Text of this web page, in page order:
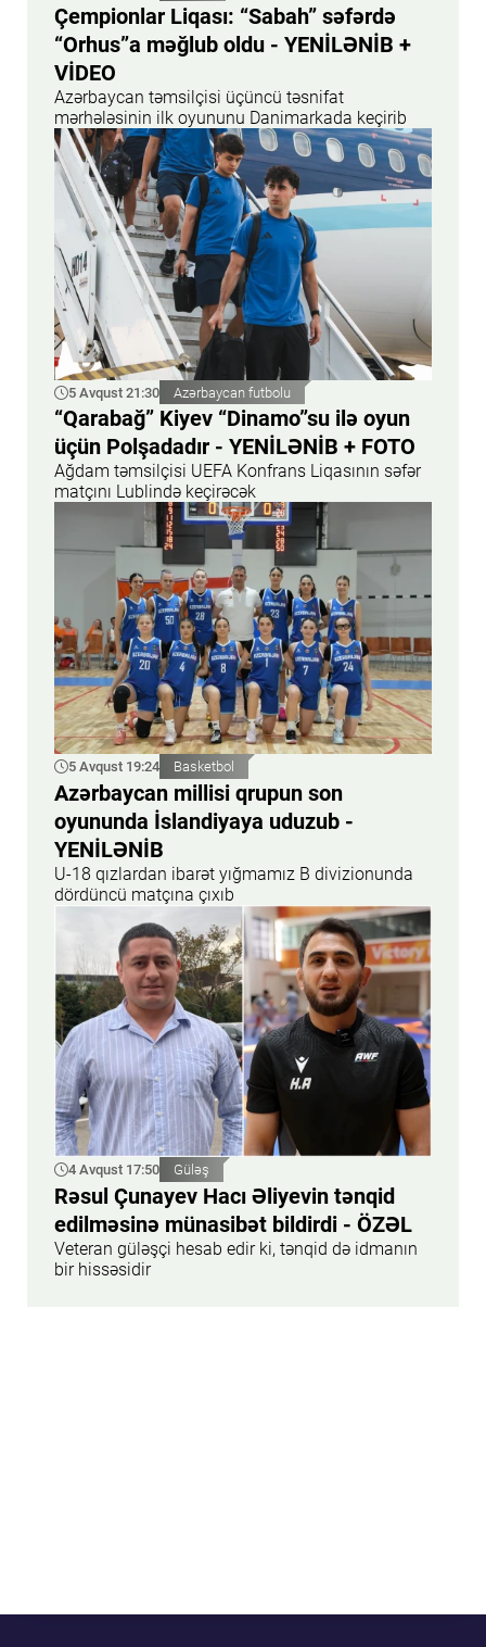
Çempionlar Liqası: “Sabah” səfərdə
“Orhus”a məğlub oldu - YENİLƏNİB +
VİDEO
Azərbaycan təmsilçisi üçüncü təsnifat
mərhələsinin ilk oyununu Danimarkada keçirib
5 Avqust 21:30 Azərbaycan futbolu
“Qarabağ” Kiyev “Dinamo”su ilə oyun
üçün Polşadadır - YENİLƏNİB + FOTO
Ağdam təmsilçisi UEFA Konfrans Liqasının səfər
matçını Lublində keçirəcək
5 Avqust 19:24 Basketbol
Azərbaycan millisi qrupun son
oyununda İslandiyaya uduzub -
YENİLƏNİB
U-18 qızlardan ibarət yığmamız B divizionunda
dördüncü matçına çıxıb
4 Avqust 17:50 Güləş
Rəsul Çunayev Hacı Əliyevin tənqid
edilməsinə münasibət bildirdi - ÖZƏL
Veteran güləşçi hesab edir ki, tənqid də idmanın
bir hissəsidir